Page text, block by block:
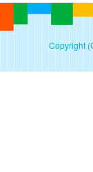
Copyright